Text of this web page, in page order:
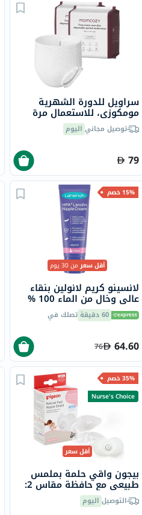
سراويل للدورة الشهرية
مومكوزي، للاستعمال مرة
واحدة، 6 قطع×2
توصيل مجاني اليوم
79
15% خصم
أقل سعرمن 30 يوم
لانسينو كريم لانولين بنقاء
عالي وخال من الماء 100 %
لعلاج الحلمات المتقرحة
والبشرة الجافة والمتشققة
60 دقيقة تصلك في
64.60
76
35% خصم
Nurse's Choice
أقل سعر
بيجون واقي حلمة بملمس
طبيعي مع حافظة مقاس 2:
من 13 إلى 16 ملم حزمة من 2التوصيل اليوم